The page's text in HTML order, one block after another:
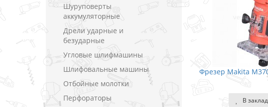
Шуруповерты
аккумуляторные
Дрели ударные и
безударные
Угловые шлифмашины
Шлифовальные машины
Отбойные молотки
Перфораторы
Фрезер Makita
В